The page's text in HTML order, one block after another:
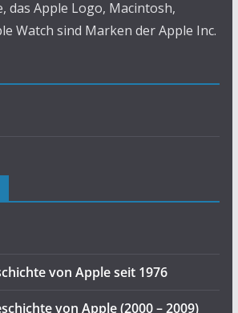
das Apple Logo, Macintosh,
Watch sind Marken der Apple Inc.
von Apple seit 1976
von Apple (2000 – 2009)